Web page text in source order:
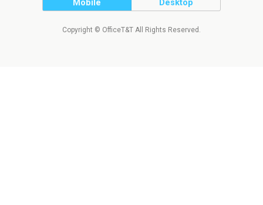
Mobile Desktop
Copyright © OfficeT&T All Rights Reserved.